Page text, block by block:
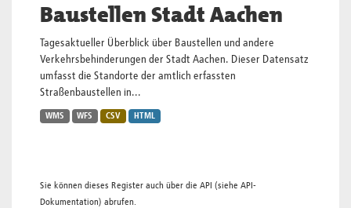
Baustellen Stadt Aachen
Tagesaktueller Überblick über Baustellen und andere
Verkehrsbehinderungen der Stadt Aachen. Dieser Datensatz
umfasst die Standorte der amtlich erfassten
Straßenbaustellen in...
WMS WFS CSV HTML
Sie können dieses Register auch über die API (siehe API-
Dokumentation) abrufen.